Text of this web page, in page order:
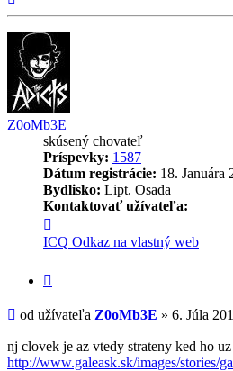
Z0oMb3E
skúsený chovateľ
Príspevky: 1587
Dátum registrácie: 18. Januára
Bydlisko: Lipt. Osada
Kontaktovať užívateľa:
informácie
užívateľa
Z0oMb3E
ICQ Odkaz na vlastný web
Príspevok
od užívateľa Z0oMb3E » 6. Júla
nj clovek je az vtedy strateny ked ho
http://www.galeask.sk/images/stories/